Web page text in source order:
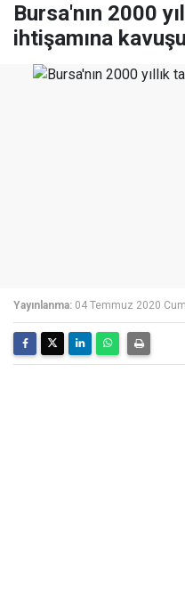
Bursa'nın 2000
ihtişamına
Yayınlanma: 04 Temmuz 2020